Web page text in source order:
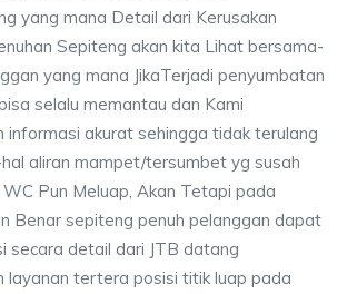
yang mana Detail dari Kerusakan
Sepiteng akan kita Lihat bersama-
yang mana JikaTerjadi penyumbatan
selalu memantau dan Kami
informasi akurat sehingga tidak terulang
aliran mampet/tersumbet yg susah
Pun Meluap, Akan Tetapi pada
Benar sepiteng penuh pelanggan dapat
secara detail dari JTB datang
layanan tertera posisi titik luap pada